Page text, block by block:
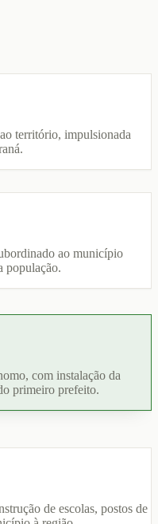
território, impulsionada
ao município
população.
com instalação da
primeiro prefeito.
de escolas, postos de